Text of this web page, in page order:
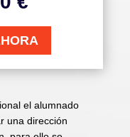
el alumnado
una dirección